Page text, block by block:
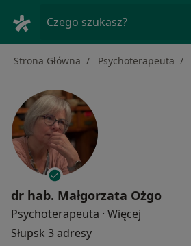
Czego szukasz?
Strona Główna Psychoterapeuta
dr hab. Małgorzata Ożgo
Psychoterapeuta · Więcej
Słupsk 3 adresy